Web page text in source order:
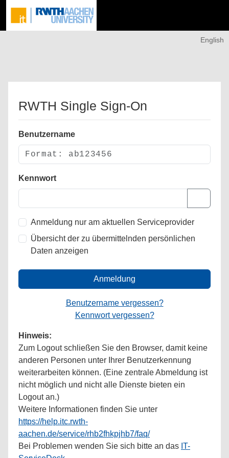
English
RWTH Single Sign-On
Benutzername
Kennwort
Anmeldung nur am aktuellen Serviceprovider
Übersicht der zu übermittelnden persönlichen
Daten anzeigen
Anmeldung
Benutzername vergessen?
Kennwort vergessen?
Hinweis:
Zum Logout schließen Sie den Browser, damit keine
anderen Personen unter Ihrer Benutzerkennung
weiterarbeiten können. (Eine zentrale Abmeldung ist
nicht möglich und nicht alle Dienste bieten ein
Logout an.)
Weitere Informationen finden Sie unter
https://help.itc.rwth-
aachen.de/service/rhb2fhkpjhb7/faq/
Bei Problemen wenden Sie sich bitte an das IT-